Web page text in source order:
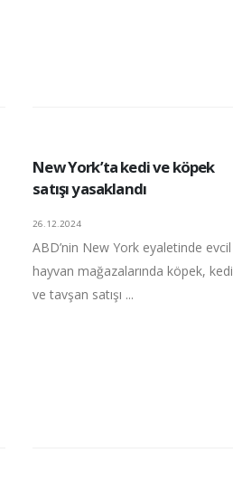
New York’ta kedi ve köpek
satışı yasaklandı
26.12.2024
ABD’nin New York eyaletinde evcil
hayvan mağazalarında köpek, kedi
ve tavşan satışı ...